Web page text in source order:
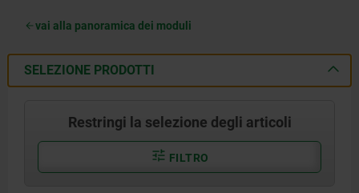
vai alla panoramica dei moduli
SELEZIONE PRODOTTI
Restringi la selezione degli articoli
FILTRO